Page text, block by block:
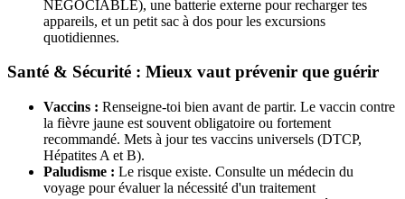
NÉGOCIABLE), une batterie externe pour recharger tes
appareils, et un petit sac à dos pour les excursions
quotidiennes.
Santé & Sécurité : Mieux vaut prévenir que guérir
Vaccins : Renseigne-toi bien avant de partir. Le vaccin contre
la fièvre jaune est souvent obligatoire ou fortement
recommandé. Mets à jour tes vaccins universels (DTCP,
Hépatites A et B).
Paludisme : Le risque existe. Consulte un médecin du
voyage pour évaluer la nécessité d'un traitement